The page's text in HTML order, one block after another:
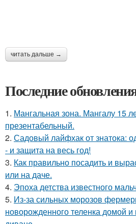
читать дальше →
Последние
1. Мангальная зона. Мангалу 15
презентабельный.
2. Садовый лайфхак от знатока:
- и защита на весь год!
3. Как правильно посадить и
или на даче.
4. Эпоха детства известного
5. Из-за сильных морозов
новорожденного теленка домой и